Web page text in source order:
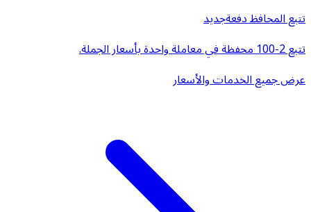
تتبع المحافظ دفعةجديد
تتبع 2-100 محفظة في معاملة واحدة بأسعار الجملة.
عرض جميع الخدمات والأسعار